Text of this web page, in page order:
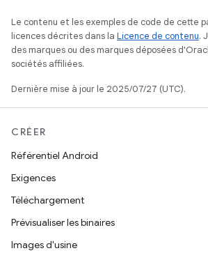
Le contenu et les exemples de code de cette
licences décrites dans la Licence de contenu.
des marques ou des marques déposées
sociétés affiliées.
Dernière mise à jour le 2025/07/27 (UTC).
CRÉER
Référentiel Android
Exigences
Téléchargement
Prévisualiser les binaires
Images d'usine